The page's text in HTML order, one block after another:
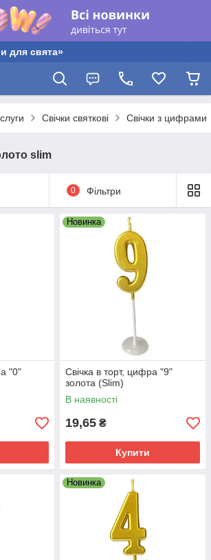
для свята»
Свічки святкові Свічки з цифрами
slim
0 Фільтри
"0"
Новинка
Свічка в торт, цифра "9"
золота (Slim)
В наявності
19,65 ₴
Купити
Новинка